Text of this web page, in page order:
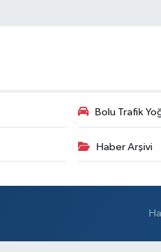
Bolu Trafik
Haber Arşivi